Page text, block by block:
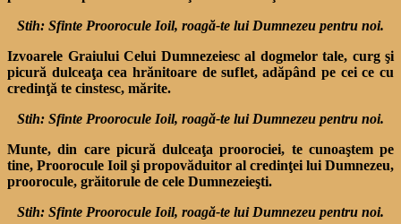
Stih: Sfinte Proorocule Ioil, roagă-te lui Dumnezeu pentru noi.
Izvoarele Graiului Celui Dum­nezeiesc al dogmelor tale, curg şi
picură dulceaţa cea hrănitoa­re de suflet, adăpând pe cei ce cu
credinţă te cinstesc, mărite.
Stih: Sfinte Proorocule Ioil, roagă-te lui Dumnezeu pentru noi.
Munte, din care picură dul­ceaţa proorociei, te cunoaştem pe
tine, Proorocule Ioil şi propovăduitor al credinţei lui Dumnezeu,
proo­rocule, grăitorule de cele Dum­nezeieşti.
Stih: Sfinte Proorocule Ioil, roagă-te lui Dumnezeu pentru noi.